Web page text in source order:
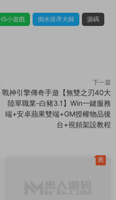
小遊戲 倒水排序大師
源碼
下一篇
戰神引擎傳奇手遊【無雙之刃40大
陸單職業-白豬3.1】Win一鍵服務
端+安卓蘋果雙端+GM授權物品後
台+視頻架設教程
薦